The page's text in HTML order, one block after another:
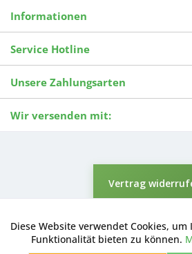
Informationen
Service Hotline
Unsere Zahlungsarten
Wir versenden mit:
Vertrag
Nachnahmegebühren, wenn nicht
Durchgestrichene Preise entsprechen
der letzten 30 Tage. ** Preise
Funktionale
Diese Website verwendet Cookies,
Funktionalität bieten zu können.